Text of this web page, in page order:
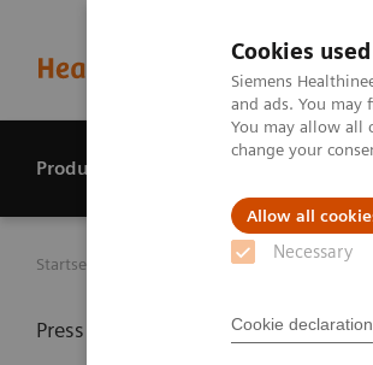
Cookies
Siemens
and ads. You
You may allow all
change your
Allow all
Necessary
Cookie declaration
Produkte & Services
Startseite Presse Center
Press release